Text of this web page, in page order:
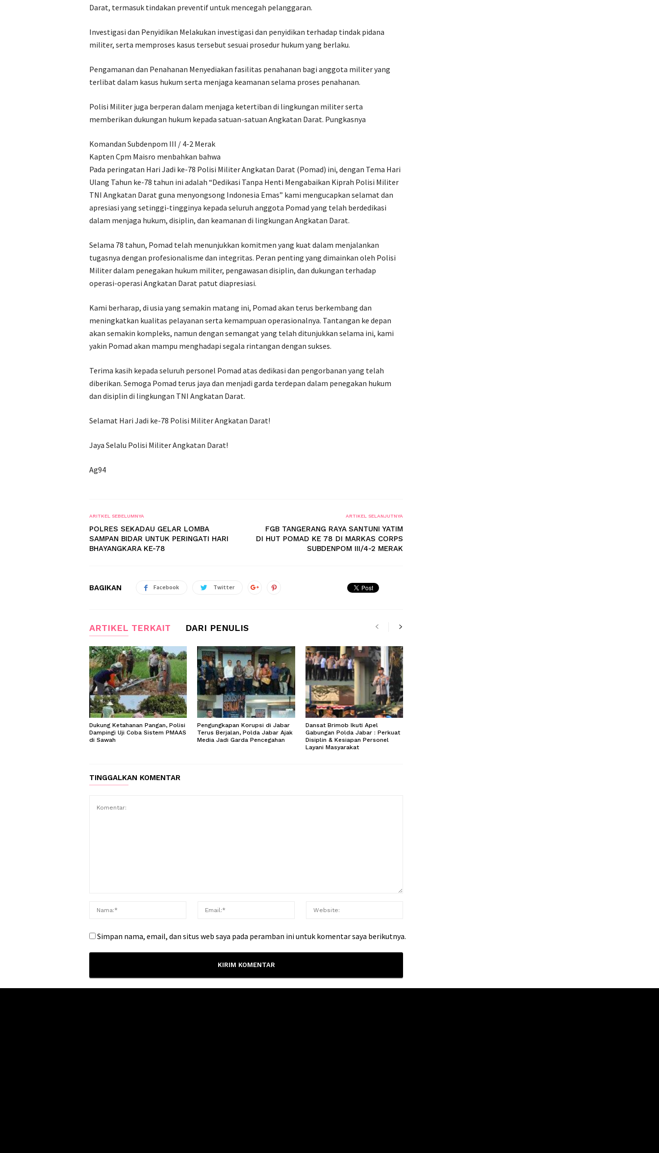
Darat, termasuk tindakan preventif untuk mencegah pelanggaran.
Investigasi dan Penyidikan Melakukan investigasi dan penyidikan terhadap tindak pidana
militer, serta memproses kasus tersebut sesuai prosedur hukum yang berlaku.
Pengamanan dan Penahanan Menyediakan fasilitas penahanan bagi anggota militer yang
terlibat dalam kasus hukum serta menjaga keamanan selama proses penahanan.
Polisi Militer juga berperan dalam menjaga ketertiban di lingkungan militer serta
memberikan dukungan hukum kepada satuan-satuan Angkatan Darat. Pungkasnya
Komandan Subdenpom III / 4-2 Merak
Kapten Cpm Maisro menbahkan bahwa
Pada peringatan Hari Jadi ke-78 Polisi Militer Angkatan Darat (Pomad) ini, dengan Tema Hari
Ulang Tahun ke-78 tahun ini adalah “Dedikasi Tanpa Henti Mengabaikan Kiprah Polisi Militer
TNI Angkatan Darat guna menyongsong Indonesia Emas” kami mengucapkan selamat dan
apresiasi yang setinggi-tingginya kepada seluruh anggota Pomad yang telah berdedikasi
dalam menjaga hukum, disiplin, dan keamanan di lingkungan Angkatan Darat.
Selama 78 tahun, Pomad telah menunjukkan komitmen yang kuat dalam menjalankan
tugasnya dengan profesionalisme dan integritas. Peran penting yang dimainkan oleh Polisi
Militer dalam penegakan hukum militer, pengawasan disiplin, dan dukungan terhadap
operasi-operasi Angkatan Darat patut diapresiasi.
Kami berharap, di usia yang semakin matang ini, Pomad akan terus berkembang dan
meningkatkan kualitas pelayanan serta kemampuan operasionalnya. Tantangan ke depan
akan semakin kompleks, namun dengan semangat yang telah ditunjukkan selama ini, kami
yakin Pomad akan mampu menghadapi segala rintangan dengan sukses.
Terima kasih kepada seluruh personel Pomad atas dedikasi dan pengorbanan yang telah
diberikan. Semoga Pomad terus jaya dan menjadi garda terdepan dalam penegakan hukum
dan disiplin di lingkungan TNI Angkatan Darat.
Selamat Hari Jadi ke-78 Polisi Militer Angkatan Darat!
Jaya Selalu Polisi Militer Angkatan Darat!
Ag94
ARITKEL SEBELUMNYA
POLRES SEKADAU GELAR LOMBA
SAMPAN BIDAR UNTUK PERINGATI HARI
BHAYANGKARA KE-78
ARTIKEL SELANJUTNYA
FGB TANGERANG RAYA SANTUNI YATIM
DI HUT POMAD KE 78 DI MARKAS CORPS
SUBDENPOM III/4-2 MERAK
BAGIKAN Facebook Twitter
ARTIKEL TERKAIT DARI PENULIS
Dukung Ketahanan Pangan, Polisi
Dampingi Uji Coba Sistem PMAAS
di Sawah
Pengungkapan Korupsi di Jabar
Terus Berjalan, Polda Jabar Ajak
Media Jadi Garda Pencegahan
Dansat Brimob Ikuti Apel
Gabungan Polda Jabar : Perkuat
Disiplin & Kesiapan Personel
Layani Masyarakat
TINGGALKAN KOMENTAR
Simpan nama, email, dan situs web saya pada peramban ini untuk komentar saya berikutnya.